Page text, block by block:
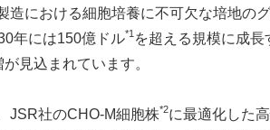
造における細胞培養に不可欠な培地の
年には150億ドル*1を超える規模に成
見込まれています。
JSR社のCHO-M細胞株*2に最適化した